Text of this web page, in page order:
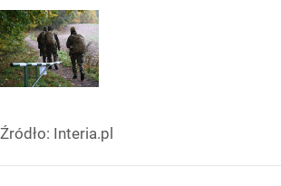
Źródło: Interia.pl